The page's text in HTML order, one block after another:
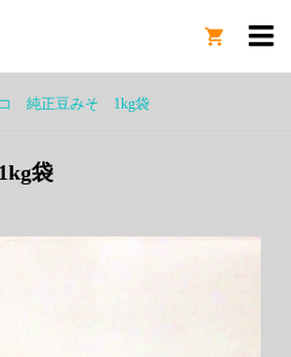

純正豆みそ 1kg袋
袋